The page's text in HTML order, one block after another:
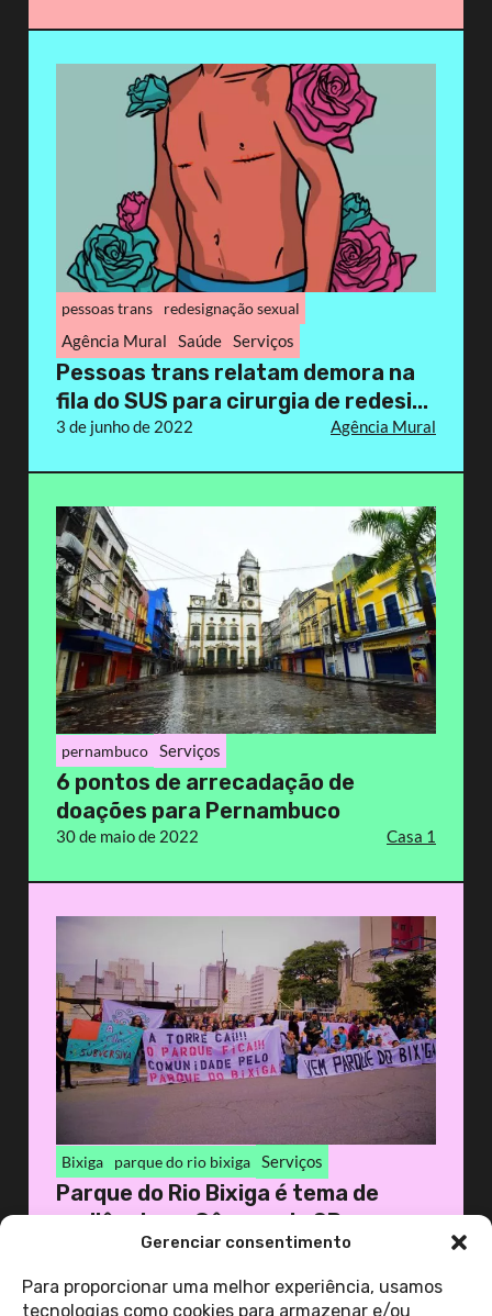
Gerenciar consentimento
Para proporcionar uma melhor experiência, usamos
tecnologias como cookies para armazenar e/ou
pessoas trans redesignação sexual
Agência Mural Saúde Serviços
Pessoas trans relatam demora na
fila do SUS para cirurgia de redesi...
3 de junho de 2022 Agência Mural
pernambuco Serviços
6 pontos de arrecadação de
doações para Pernambuco
30 de maio de 2022 Casa 1
Bixiga parque do rio bixiga Serviços
Parque do Rio Bixiga é tema de
audiência na Câmara de SP
28 de maio de 2022